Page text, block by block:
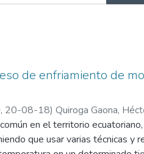
de enfriamiento de
, 20-08-18) Quiroga Gaona,
en el territorio
que usar varias técnicas y